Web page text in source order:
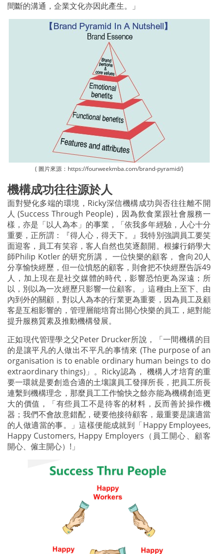
間斷的溝通，企業文化亦因此產生。」
( 圖片來源：https://fourweekmba.com/brand-pyramid/)
機構成功往往源於人
面對變化多端的環境，Ricky深信機構成功與否往往離不開
人 (Success Through People)，因為飲食業跟社會服務一
樣，亦是「以人為本」的事業，「依我多年經驗，人心十分
重要，正所謂：『得人心，得天下。』我特別強調員工要笑
面迎客，員工有笑容，客人自然也笑逐顏開。根據行銷學大
師Philip Kotler 的研究所講， 一位快樂的顧客， 會向20人
分享愉快經歷，但一位憤怒的顧客，則會把不快經歷告訴49
人，加上現在是社交媒體的時代，影響恐怕更為深遠；所
以，別以為一次經歷只影響一位顧客。」這種由上至下、由
內到外的關顧，對以人為本的行業更為重要，因為員工及顧
客是互相影響的，管理層能培育出開心快樂的員工，絕對能
提升服務質素及推動機構發展。
正如現代管理學之父Peter Drucker所說，「一間機構的目
的是讓平凡的人做出不平凡的事情來 (The purpose of an
organisation is to enable ordinary human beings to do
extraordinary things)」。Ricky認為， 機構人才培育的重
要一環就是要創造合適的土壤讓員工發揮所長，把員工所長
連繫到機構理念，那麼員工工作愉快之餘亦能為機構創造更
大的價值，「有些員工不是待客的材料，反而善於操作機
器；我們不會故意錯配，硬要他接待顧客，最重要是讓適當
的人做適當的事。」這樣便能成就到「Happy Employees,
Happy Customers, Happy Employers（員工開心、顧客
開心、僱主開心）!」